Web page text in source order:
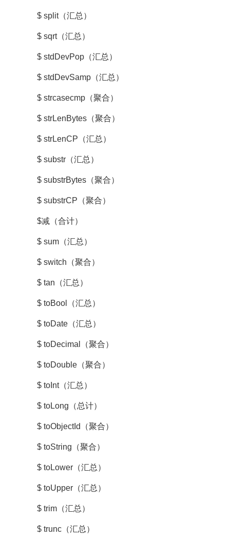
$ split（汇总）
$ sqrt（汇总）
$ stdDevPop（汇总）
$ stdDevSamp（汇总）
$ strcasecmp（聚合）
$ strLenBytes（聚合）
$ strLenCP（汇总）
$ substr（汇总）
$ substrBytes（聚合）
$ substrCP（聚合）
$减（合计）
$ sum（汇总）
$ switch（聚合）
$ tan（汇总）
$ toBool（汇总）
$ toDate（汇总）
$ toDecimal（聚合）
$ toDouble（聚合）
$ toInt（汇总）
$ toLong（总计）
$ toObjectId（聚合）
$ toString（聚合）
$ toLower（汇总）
$ toUpper（汇总）
$ trim（汇总）
$ trunc（汇总）